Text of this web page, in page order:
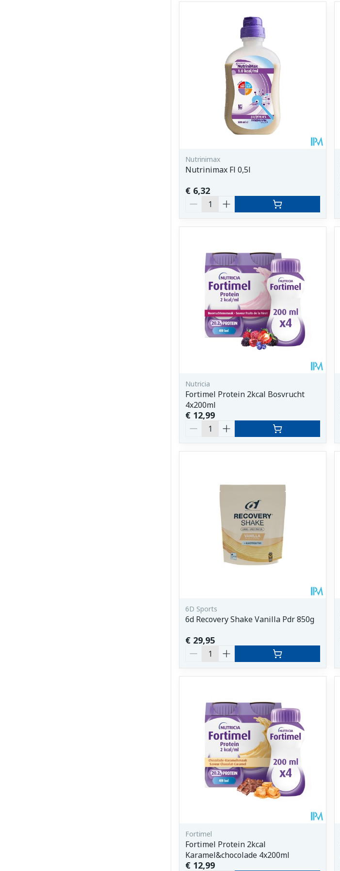
Nutrinimax
Nutrinimax Fl 0,5l
€ 6,32
Aantal
Nutricia
Fortimel Protein 2kcal Bosvrucht
4x200ml
€ 12,99
Aantal
6D Sports
6d Recovery Shake Vanilla Pdr 850g
€ 29,95
Aantal
Fortimel
Fortimel Protein 2kcal
Karamel&chocolade 4x200ml
€ 12,99